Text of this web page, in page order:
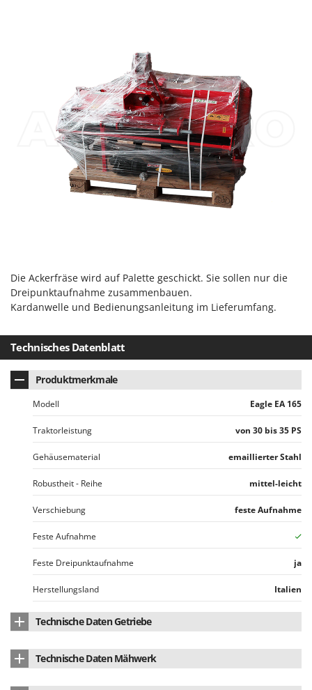
MAMMAMIA
Marcato
Marina Systems
Master
Mastercook
Minox
Mockmill
MOSA
MOVA
Mowox
MTD
Nilfisk
Ninja
Novatec
Novital
NuAir
NuovaFac
O
Officine Savioli
Oliviero
Olix
Die Ackerfräse wird auf Palette geschickt. Sie sollen nur die
Dreipunktaufnahme zusammenbauen.
Kardanwelle und Bedienungsanleitung im Lieferumfang.
Technisches Datenblatt
Produktmerkmale
Modell Eagle EA 165
Traktorleistung von 30 bis 35 PS
Gehäusematerial emaillierter Stahl
Robustheit - Reihe mittel-leicht
Verschiebung feste Aufnahme
Feste Aufnahme
Feste Dreipunktaufnahme ja
Herstellungsland Italien
Technische Daten Getriebe
Technische Daten Mähwerk